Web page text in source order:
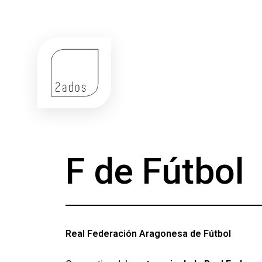
F de Fútbol
Real Federación Aragonesa de Fútbol